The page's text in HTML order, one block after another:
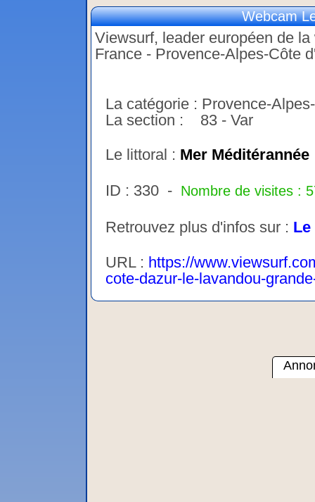
Webcam
Viewsurf, leader européen de
France - Provence-Alpes-Côte
La catégorie : Provence-
La section : 83 - Var
Le littoral : Mer Méditérannée
ID : 330 - Nombre de visites :
Retrouvez plus d'infos sur : Le
URL : https://
cote-dazur-le-lavandou-